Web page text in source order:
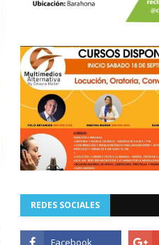
REDES SOCIALES